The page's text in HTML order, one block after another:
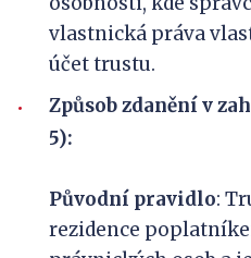
vlastnická práva
účet trustu.
Způsob zdanění v
5):
Původní pravidlo:
rezidence